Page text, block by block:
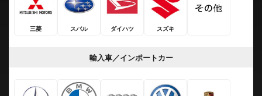
三菱 スバル ダイハツ スズキ
輸入車／インポートカー